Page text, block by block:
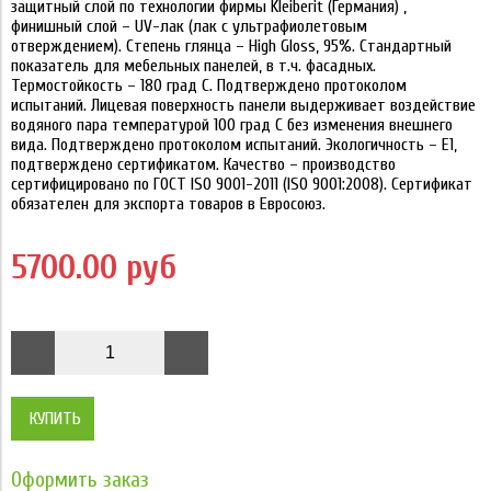
защитный слой по технологии фирмы Kleiberit (Германия) ,
финишный слой – UV-лак (лак с ультрафиолетовым
отверждением). Степень глянца – High Gloss, 95%. Стандартный
показатель для мебельных панелей, в т.ч. фасадных.
Термостойкость – 180 град С. Подтверждено протоколом
испытаний. Лицевая поверхность панели выдерживает воздействие
водяного пара температурой 100 град С без изменения внешнего
вида. Подтверждено протоколом испытаний. Экологичность – Е1,
подтверждено сертификатом. Качество – производство
сертифицировано по ГОСТ ISO 9001-2011 (ISO 9001:2008). Сертификат
обязателен для экспорта товаров в Евросоюз.
5700.00 руб
КУПИТЬ
Оформить заказ